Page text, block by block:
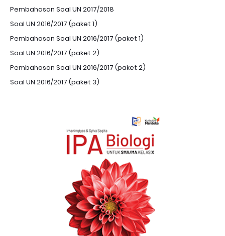
Pembahasan Soal UN 2017/2018
Soal UN 2016/2017 (paket 1)
Pembahasan Soal UN 2016/2017 (paket 1)
Soal UN 2016/2017 (paket 2)
Pembahasan Soal UN 2016/2017 (paket 2)
Soal UN 2016/2017 (paket 3)